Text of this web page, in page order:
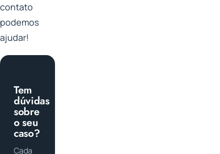
contato
podemos
ajudar!
Tem
dúvidas
sobre
o seu
caso?
Cada